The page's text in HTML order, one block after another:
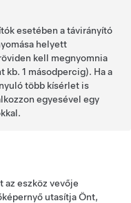
esetében a távirányító
helyett
kell megnyomnia
kb. 1 másodpercig). Ha a
több kísérlet is
egyesével egy
az eszköz vevője
utasítja Önt,